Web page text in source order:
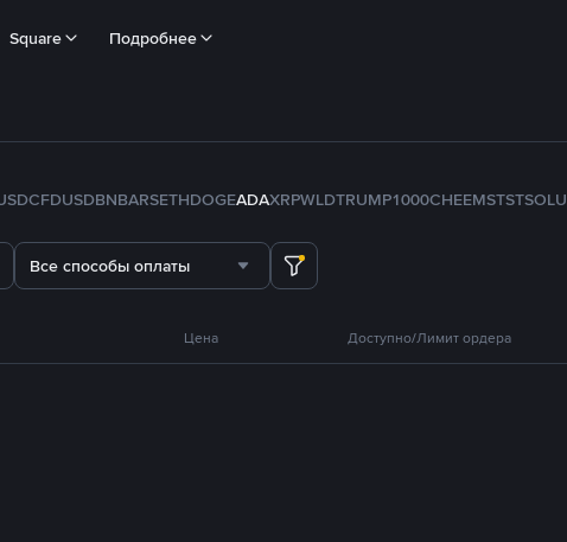
Square Подробнее
FDUSDBNBARSETHDOGEADAXRPWLDTRUMP1000CHEEMSTSTSOLU
Все способы оплаты
Цена Доступно/Лимит ордера